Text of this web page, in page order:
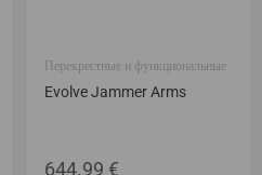
Перекрестные и функциональные
Evolve Jammer Arms
644.99 €